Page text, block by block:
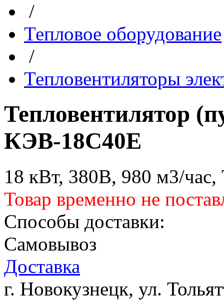
/
Тепловое оборудование
/
Тепловентиляторы
Тепловентилятор
КЭВ-18С40Е
18 кВт, 380В, 980 м3/
Товар временно не
Способы доставки:
Самовывоз
Доставка
г. Новокузнецк, ул.